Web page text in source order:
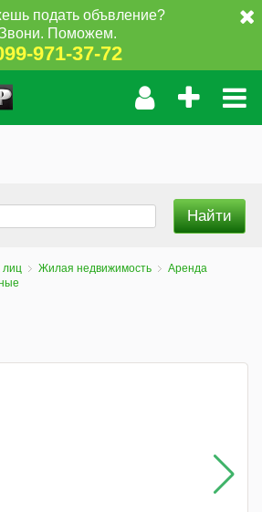
подать объвление?
Поможем.
971-37-72
лиц Жилая недвижимость
Аренда